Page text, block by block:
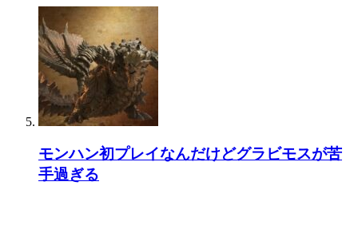
モンハン初プレイなんだけどグラビモスが苦
手過ぎる